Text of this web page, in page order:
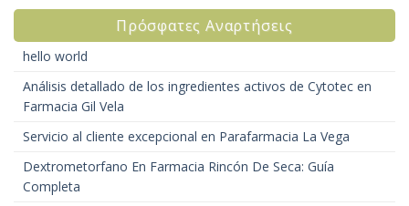
Πρόσφατες Αναρτήσεις
hello world
Análisis detallado de los ingredientes activos de Cytotec en
Farmacia Gil Vela
Servicio al cliente excepcional en Parafarmacia La Vega
Dextrometorfano En Farmacia Rincón De Seca: Guía
Completa